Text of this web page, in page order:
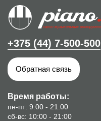
+375 (44) 7-500-500
Обратная связь
Время работы:
пн-пт: 9:00 - 21:00
сб-вс: 10:00 - 21:00